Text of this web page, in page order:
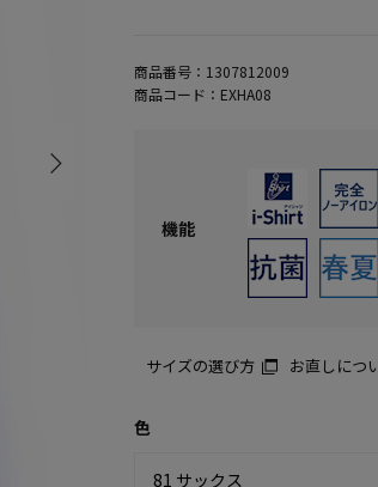
商品番号： 1307812009
商品コード： EXHA08
機能
サイズの選び方 お直しにつ
色